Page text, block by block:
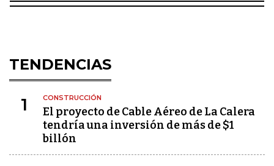
TENDENCIAS
1 CONSTRUCCIÓN
El proyecto de Cable Aéreo de La Calera
tendría una inversión de más de $1
billón